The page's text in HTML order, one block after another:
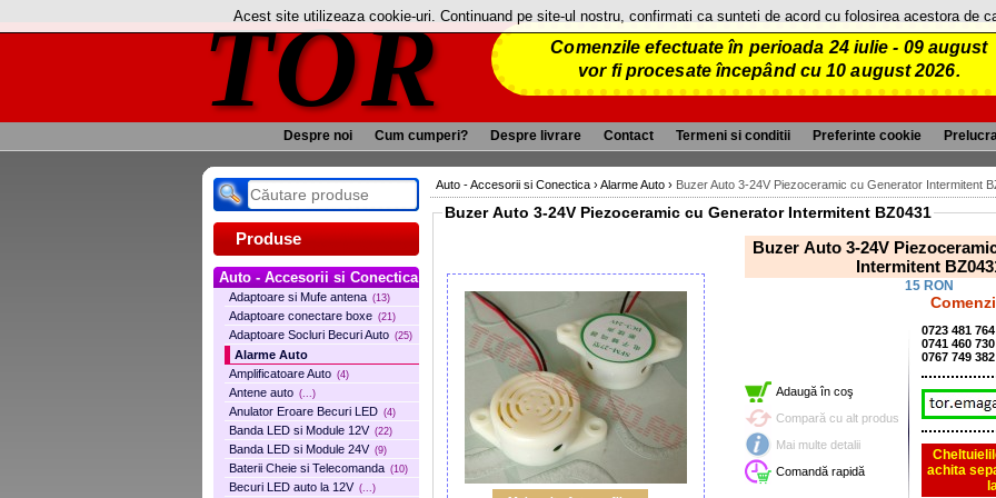
TOR
Comenzile efectuate în perioada 24 iulie - 09 august
vor fi procesate începând cu 10 august 2026.
Despre noi Cum cumperi? Despre livrare Contact Termeni si conditii Preferinte cookie
Produse
Auto - Accesorii si Conectica
Adaptoare si Mufe antena (13)
Adaptoare conectare boxe (21)
Adaptoare Socluri Becuri Auto (25)
Alarme Auto
Amplificatoare Auto (4)
Antene auto (...)
Anulator Eroare Becuri LED (4)
Banda LED si Module 12V (22)
Banda LED si Module 24V (9)
Baterii Cheie si Telecomanda (10)
Becuri LED auto la 12V (...)
Auto - Accesorii si Conectica ›Alarme Auto › Buzer Auto 3-24V Piezoceramic cu Generator Intermitent
Buzer Auto 3-24V Piezoceramic cu Generator Intermitent BZ0431
Buzer Auto 3-24V Piezoceramic cu Generator
Intermitent
15 RON
Adaugă în coş
Compară cu alt produs
Mai multe detalii
Comandă rapidă
0723 481
0741 460
0767 749
achita
Acest site utilizeaza cookie-uri. Continuand pe site-ul nostru, confirmati ca sunteti de acord cu folosirea acestora de